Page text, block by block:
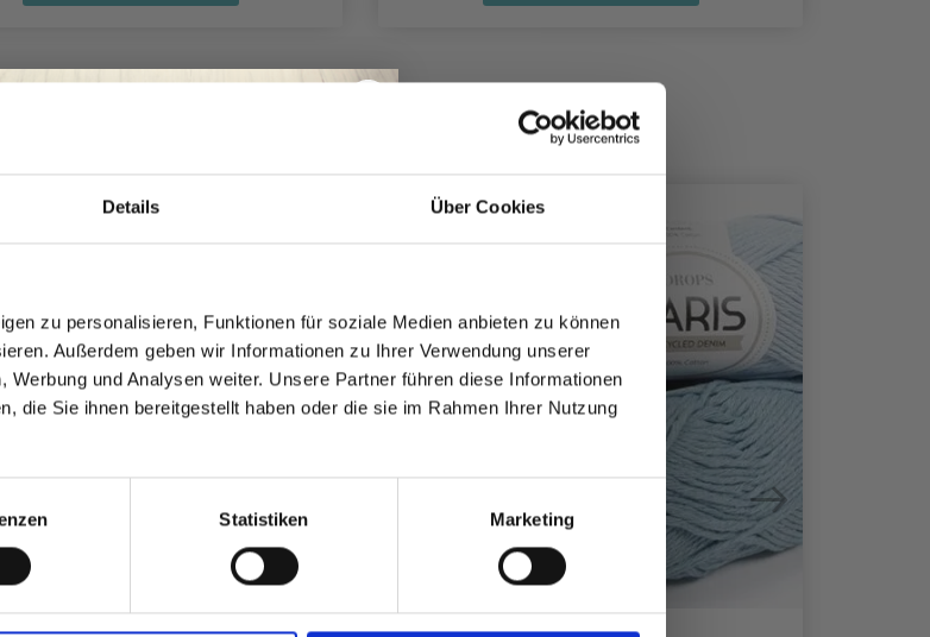
Details Über Cookies
zu personalisieren, Funktionen für soziale Medien anbieten zu können
Außerdem geben wir Informationen zu Ihrer Verwendung unserer
und Analysen weiter. Unsere Partner führen diese Informationen
die Sie ihnen bereitgestellt haben oder die sie im Rahmen Ihrer Nutzung
Statistiken Marketing
Teil unserer Garn-Community
exklusiven Zugang zu
Strickmustern und